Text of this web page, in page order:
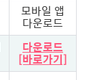
모바일 앱
다운로드
다운로드
[바로가기]